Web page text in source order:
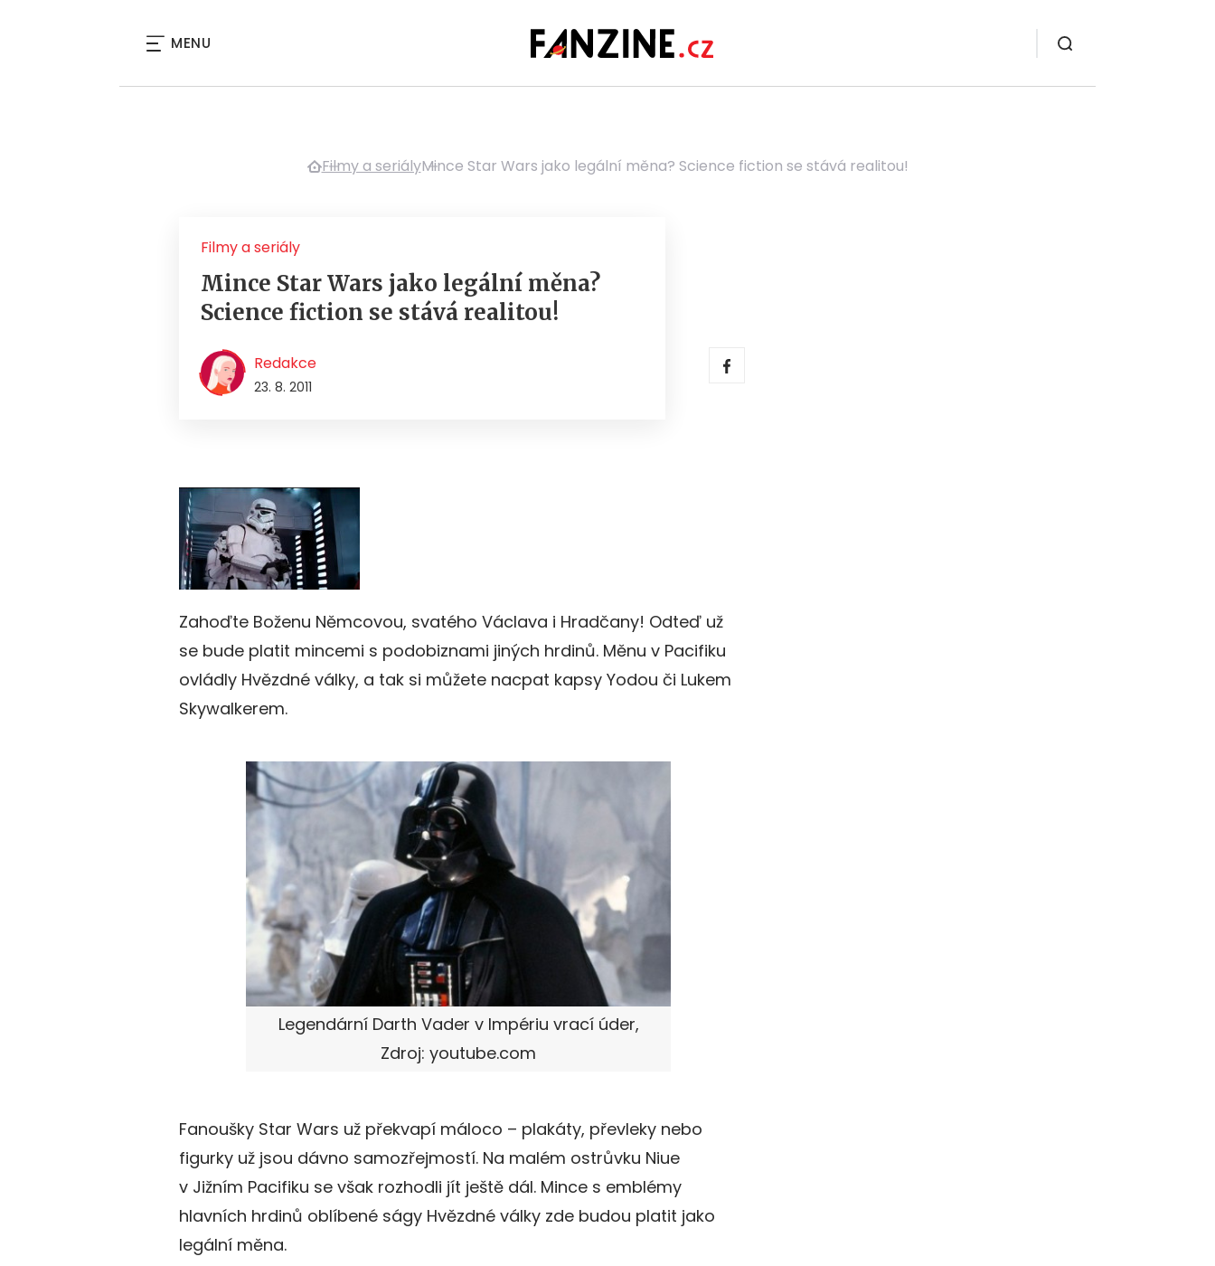
MENU
Filmy a seriályMince Star Wars jako legální měna? Science fiction se stává realitou!
Filmy a seriály
Mince Star Wars jako legální měna?
Science fiction se stává realitou!
Redakce
23. 8. 2011
Zahoďte Boženu Němcovou, svatého Václava i Hradčany! Odteď už
se bude platit mincemi s podobiznami jiných hrdinů. Měnu v Pacifiku
ovládly Hvězdné války, a tak si můžete nacpat kapsy Yodou či Lukem
Skywalkerem.
Legendární Darth Vader v Impériu vrací úder,
Zdroj: youtube.com
Fanoušky Star Wars už překvapí máloco – plakáty, převleky nebo
figurky už jsou dávno samozřejmostí. Na malém ostrůvku Niue
v Jižním Pacifiku se však rozhodli jít ještě dál. Mince s emblémy
hlavních hrdinů oblíbené ságy Hvězdné války zde budou platit jako
legální měna.